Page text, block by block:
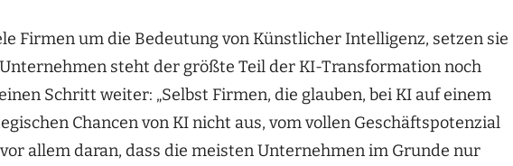
Firmen um die Bedeutung von Künstlicher Intelligenz, setzen sie
steht der größte Teil der KI-Transformation noch
Schritt weiter: „Selbst Firmen, die glauben, bei KI auf einem
Chancen von KI nicht aus, vom vollen Geschäftspotenzial
vor allem daran, dass die meisten Unternehmen im Grunde nur